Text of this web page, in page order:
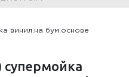
супермойка